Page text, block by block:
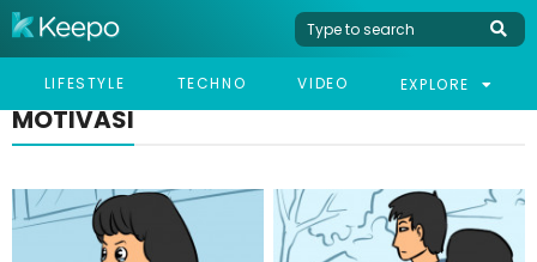
LIFESTYLE TECHNO VIDEO EXPLORE
MOTIVASI